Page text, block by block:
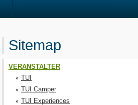
Sitemap
VERANSTALTER
TUI
TUI Camper
TUI Experiences